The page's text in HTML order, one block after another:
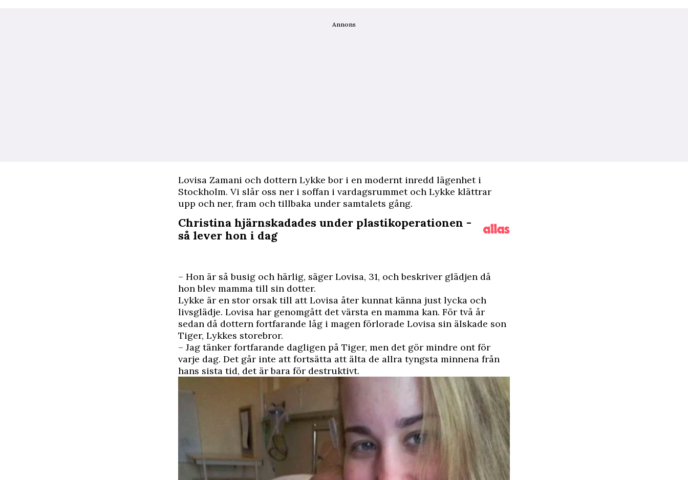
Annons
Lovisa Zamani och dottern Lykke bor i en modernt inredd lägenhet i
Stockholm. Vi slår oss ner i soffan i vardagsrummet och Lykke klättrar
upp och ner, fram och tillbaka under samtalets gång.
Christina hjärnskadades under plastikoperationen -
så lever hon i dag
– Hon är så busig och härlig, säger Lovisa, 31, och beskriver glädjen då
hon blev mamma till sin dotter.
Lykke är en stor orsak till att Lovisa åter kunnat känna just lycka och
livsglädje. Lovisa har genomgått det värsta en mamma kan. För två år
sedan då dottern fortfarande låg i magen förlorade Lovisa sin älskade son
Tiger, Lykkes storebror.
– Jag tänker fortfarande dagligen på Tiger, men det gör mindre ont för
varje dag. Det går inte att fortsätta att älta de allra tyngsta minnena från
hans sista tid, det är bara för destruktivt.